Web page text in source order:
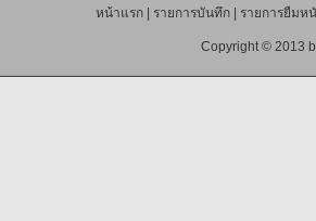
หน้าแรก| รายการบันทึก| รายการยืมห
Copyright © 2013